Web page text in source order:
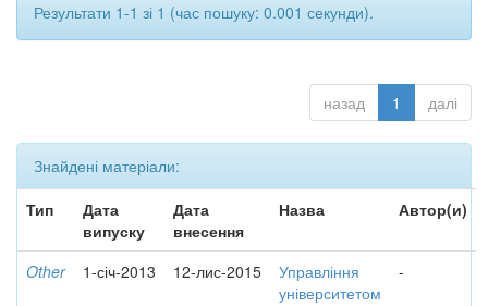
Результати 1-1 зі 1 (час пошуку: 0.001 секунди).
назад 1 далі
Знайдені матеріали:
Тип
Дата
випуску
Дата
внесення
Назва Автор(и)
Other 1-січ-2013 12-лис-2015
Управління
університетом
-